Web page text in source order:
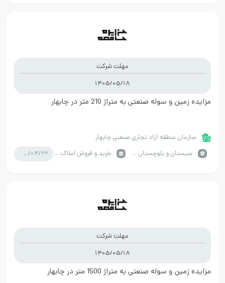
مهلت شرکت
1405/05/18
مزایده زمین و سوله صنعتی به متراژ 210 متر در چابهار
سازمان منطقه آزاد تجاری صنعتی چابهار
سيستان و بلوچستان / چابهار
خرید و فروش املاک صنعتی 1405/04/22
مهلت شرکت
1405/05/18
مزایده زمین و سوله صنعتی به متراژ 1500 متر در چابهار